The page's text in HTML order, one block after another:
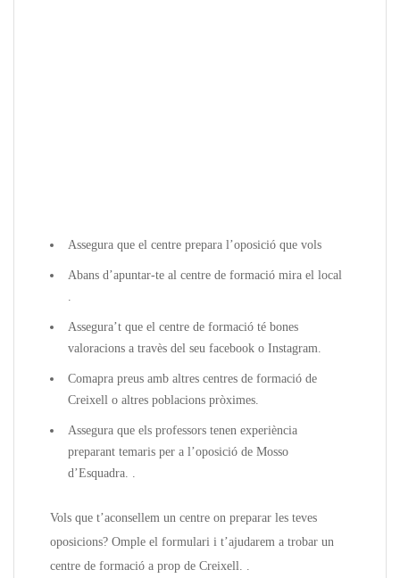
Assegura que el centre prepara l’oposició que vols
Abans d’apuntar-te al centre de formació mira el local
.
Assegura’t que el centre de formació té bones
valoracions a travès del seu facebook o Instagram.
Comapra preus amb altres centres de formació de
Creixell o altres poblacions pròximes.
Assegura que els professors tenen experiència
preparant temaris per a l’oposició de Mosso
d’Esquadra. .
Vols que t’aconsellem un centre on preparar les teves
oposicions? Omple el formulari i t’ajudarem a trobar un
centre de formació a prop de Creixell. .